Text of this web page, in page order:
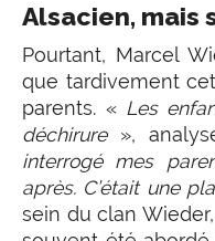
Alsacien, mais
Pourtant, Marcel
que tardivement
parents. « Les
déchirure»,
interrogé mes
après. C’était une
sein du clan